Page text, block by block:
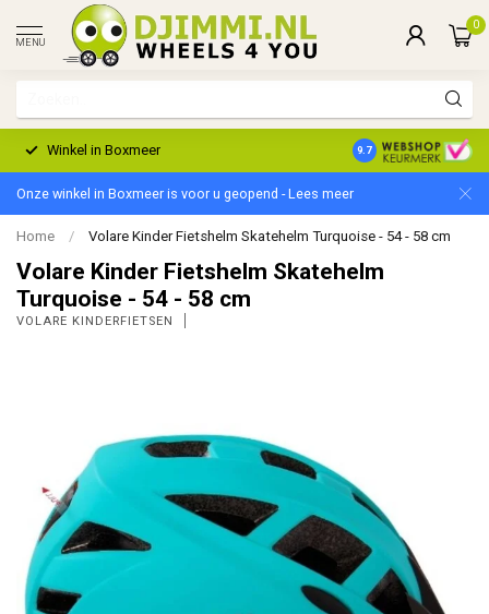
MENU
0
Winkel in Boxmeer 2 Jaar Garantie
9.7
Onze winkel in Boxmeer is voor u geopend - Lees meer
Home / Volare Kinder Fietshelm Skatehelm Turquoise - 54 - 58 cm
Volare Kinder Fietshelm Skatehelm
Turquoise - 54 - 58 cm
VOLARE KINDERFIETSEN